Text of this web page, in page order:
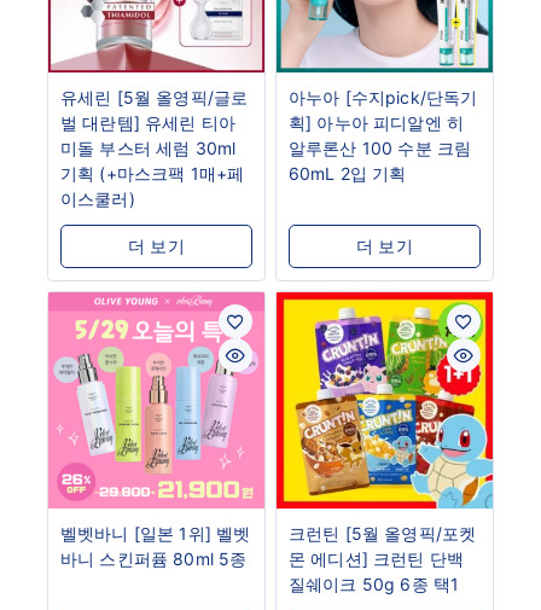
유세린 [5월 올영픽/글로
벌 대란템] 유세린 티아
미돌 부스터 세럼 30ml
기획 (+마스크팩 1매+페
이스쿨러)
더 보기
아누아 [수지pick/단독기
획] 아누아 피디알엔 히
알루론산 100 수분 크림
60mL 2입 기획
더 보기
벨벳바니 [일본 1위] 벨벳
바니 스킨퍼퓸 80ml 5종
크런틴 [5월 올영픽/포켓
몬 에디션] 크런틴 단백
질쉐이크 50g 6종 택1